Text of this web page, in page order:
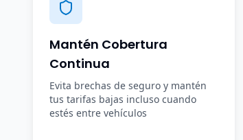
Mantén Cobertura
Continua
Evita brechas de seguro y mantén
tus tarifas bajas incluso cuando
estés entre vehículos